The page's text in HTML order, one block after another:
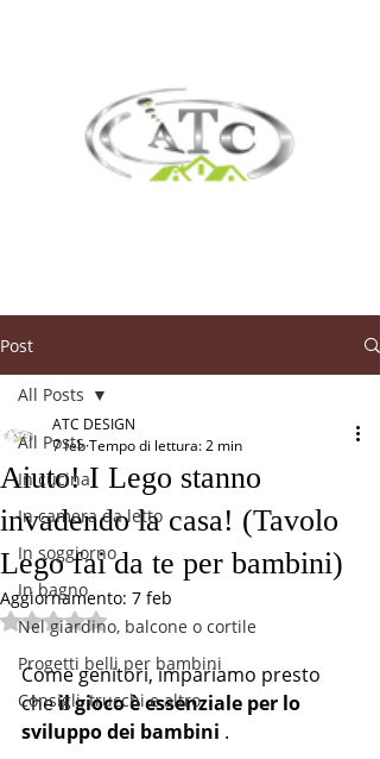
Post
All Posts
In cucina
In camera da letto
In soggiorno
In bagno
Nel giardino, balcone o cortile
Progetti belli per bambini
Consigli, trucchi e altro
All Posts
Aiuto! I Lego stanno
invadendo la casa! (Tavolo
Lego fai da te per bambini)
ATC DESIGN
7 febTempo di lettura: 2 min
Aggiornamento: 7 feb
Valutazione NaN stelle su 5.
Come genitori, impariamo presto
che il gioco è essenziale per lo
sviluppo dei bambini .